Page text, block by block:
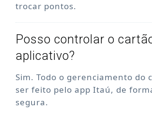
trocar pontos.
Posso controlar o
aplicativo?
Sim. Todo o gerenciamento do
ser feito pelo app Itaú, de
segura.